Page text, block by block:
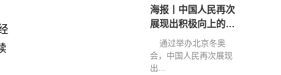
海报丨中国人民再次
展现出积极向上的精
神和力量
通过举办北京冬奥
会，中国人民再次展现
出...